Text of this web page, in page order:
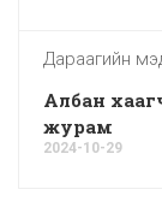
Дараагийн
Албан
журам
2024-10-29